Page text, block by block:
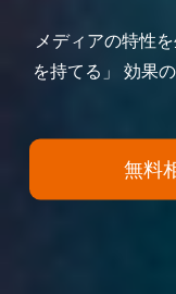
メディアの特性
を持てる」
効果
無料